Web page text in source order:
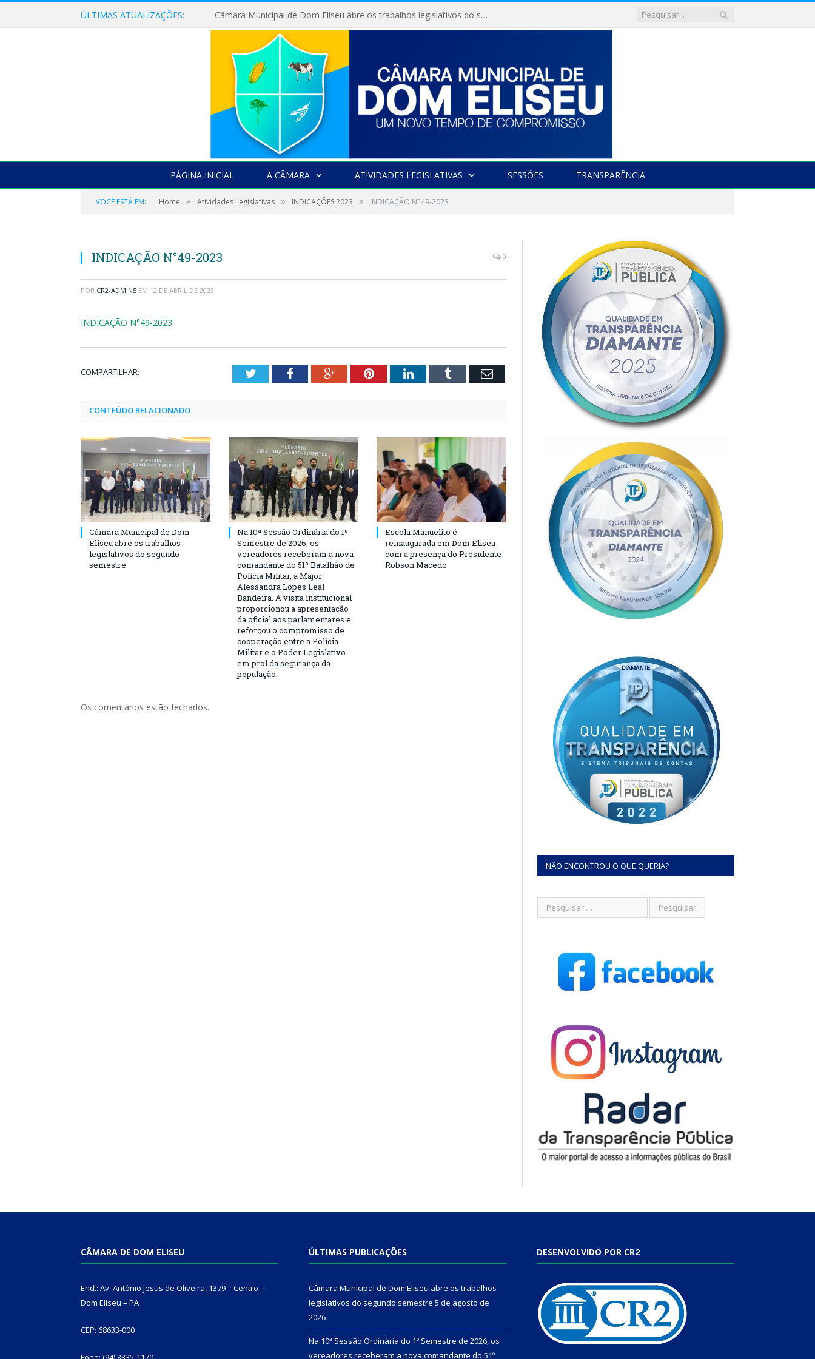
ÚLTIMAS ATUALIZAÇÕES: Câmara Municipal de Dom Eliseu abre os trabalhos legislativos do segundo semestre
PÁGINA INICIAL A CÂMARA ATIVIDADES LEGISLATIVAS SESSÕES TRANSPARÊNCIA
VOCÊ ESTÁ EM: Home » Atividades Legislativas » INDICAÇÕES 2023 » INDICAÇÃO N°49-2023
INDICAÇÃO N°49-2023 0
POR CR2-ADMIN5 EM 12 DE ABRIL DE 2023
INDICAÇÃO N°49-2023
COMPARTILHAR: TwitterFacebookGoogle+PinterestLinkedInTumblr Email
CONTEÚDO RELACIONADO
Câmara Municipal de Dom
Eliseu abre os trabalhos
legislativos do segundo
semestre
Na 10ª Sessão Ordinária do 1º
Semestre de 2026, os
vereadores receberam a nova
comandante do 51º Batalhão de
Polícia Militar, a Major
Alessandra Lopes Leal
Bandeira. A visita institucional
proporcionou a apresentação
da oficial aos parlamentares e
reforçou o compromisso de
cooperação entre a Polícia
Militar e o Poder Legislativo
em prol da segurança da
população.
Escola Manuelito é
reinaugurada em Dom Eliseu
com a presença do Presidente
Robson Macedo
Os comentários estão fechados.
NÃO ENCONTROU O QUE QUERIA?
CÂMARA DE DOM ELISEU
End.: Av. Antônio Jesus de Oliveira, 1379 – Centro –
Dom Eliseu – PA
CEP: 68633-000
ÚLTIMAS PUBLICAÇÕES
Câmara Municipal de Dom Eliseu abre os trabalhos
legislativos do segundo semestre 5 de agosto de
2026
Na 10ª Sessão Ordinária do 1º Semestre de 2026, os
vereadores receberam a nova comandante do 51º
DESENVOLVIDO POR CR2